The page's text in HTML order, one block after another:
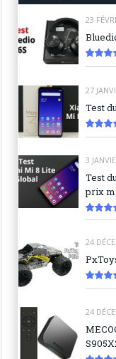
23
27
Test
8.3
3
Test
prix
24
8.1
24